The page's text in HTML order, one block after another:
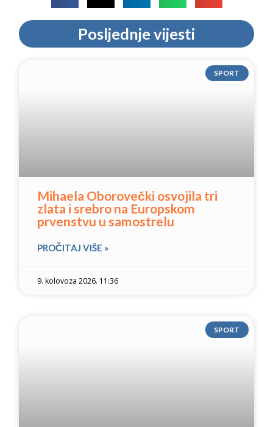
Posljednje vijesti
SPORT
Mihaela Oborovečki osvojila tri
zlata i srebro na Europskom
prvenstvu u samostrelu
PROČITAJ VIŠE »
9. kolovoza 2026. 11:36
SPORT